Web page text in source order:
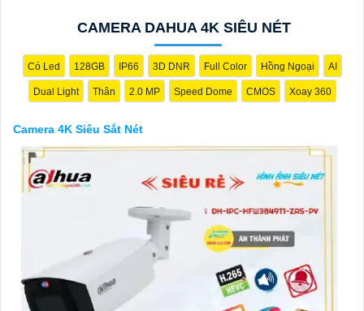
CAMERA DAHUA 4K SIÊU NÉT
Có Led 128GB IP66 3D DNR Full Color Hồng Ngoại AI
Dual Light Thân 2.0 MP Speed Dome CMOS Xoay 360
Camera 4K Siêu Sắt Nét